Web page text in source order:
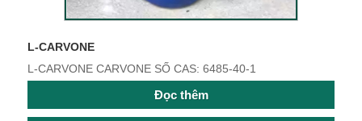
L-CARVONE
L-CARVONE CARVONE SỐ CAS: 6485-40-1
Đọc thêm